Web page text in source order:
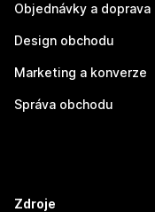
Objednávky a doprava
Design obchodu
Marketing a konverze
Správa obchodu
Zdroje